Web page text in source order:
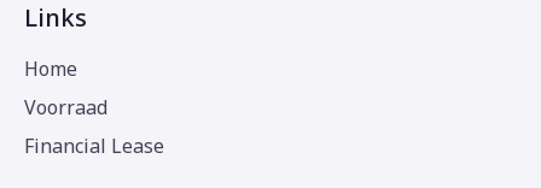
Links
Home
Voorraad
Financial Lease